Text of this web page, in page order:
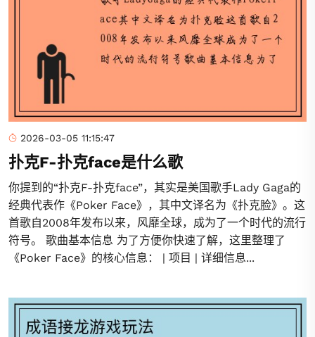
2026-03-05 11:15:47
扑克F-扑克face是什么歌
你提到的“扑克F-扑克face”，其实是美国歌手Lady Gaga的
经典代表作《Poker Face》，其中文译名为《扑克脸》。这
首歌自2008年发布以来，风靡全球，成为了一个时代的流行
符号。 歌曲基本信息 为了方便你快速了解，这里整理了
《Poker Face》的核心信息： | 项目 | 详细信息...